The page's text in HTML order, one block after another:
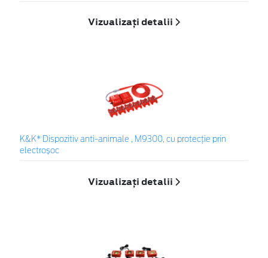
Vizualizați detalii
K&K* Dispozitiv anti-animale , M9300, cu protecție prin
electroșoc
Vizualizați detalii